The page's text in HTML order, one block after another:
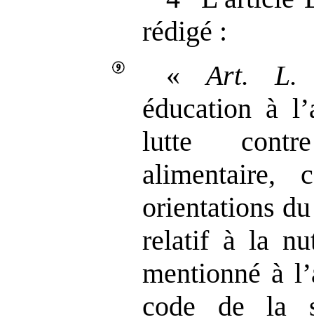
rédigé :
«Art.
L.
éducation à
lutte
alimentaire,
orientations
relatif à la
mentionné à
code de la